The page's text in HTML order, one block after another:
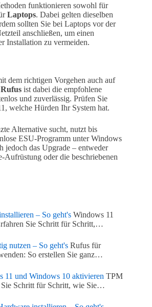
funktionieren sowohl für
Laptops. Dabei gelten dieselben
sollten Sie bei Laptops vor der
anschließen, um einen
Installation zu vermeiden.
dem richtigen Vorgehen auch auf
Rufus ist dabei die empfohlene
und zuverlässig. Prüfen Sie
welche Hürden Ihr System hat.
Alternative sucht, nutzt bis
ESU-Programm unter Windows
jedoch das Upgrade – entweder
Aufrüstung oder die beschriebenen
– So geht's Windows 11
Sie Schritt für Schritt,…
nutzen – So geht's Rufus für
So erstellen Sie ganz…
11 und Windows 10 aktivieren TPM
Schritt für Schritt, wie Sie…